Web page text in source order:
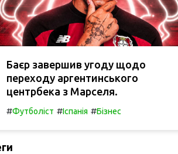
Баєр завершив угоду щодо
переходу аргентинського
центрбека з Марселя.
#Футболіст #Іспанія #Бізнес